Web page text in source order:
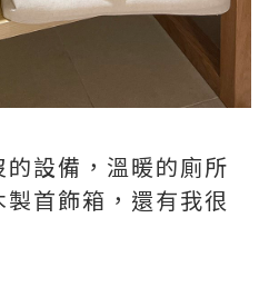
設備，溫暖的廁所
首飾箱，還有我很